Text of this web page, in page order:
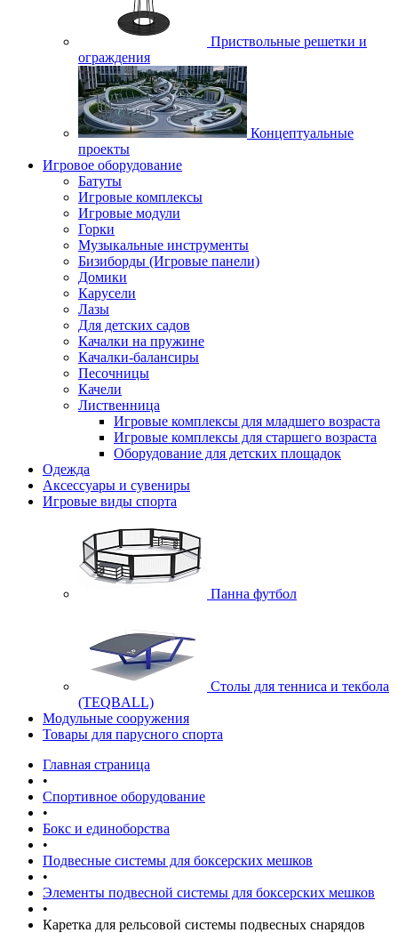
Приствольные решетки и
ограждения
Концептуальные
проекты
Игровое оборудование
Батуты
Игровые комплексы
Игровые модули
Горки
Музыкальные инструменты
Бизиборды (Игровые панели)
Домики
Карусели
Лазы
Для детских садов
Качалки на пружине
Качалки-балансиры
Песочницы
Качели
Лиственница
Игровые комплексы для младшего возраста
Игровые комплексы для старшего возраста
Оборудование для детских площадок
Одежда
Аксессуары и сувениры
Игровые виды спорта
Панна футбол
Cтолы для тенниса и текбола
(TEQBALL)
Модульные сооружения
Товары для парусного спорта
Главная страница
•
Спортивное оборудование
•
Бокс и единоборства
•
Подвесные системы для боксерских мешков
•
Элементы подвесной системы для боксерских мешков
•
Каретка для рельсовой системы подвесных снарядов